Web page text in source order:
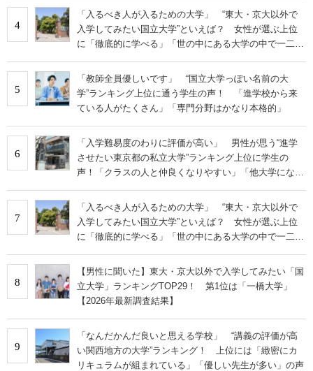
4
「入るべき人が入るための大学」 “東大・京大以外で
入学してみたい国立大学”といえば？ 女性が選ぶ上位
に「徹底的に学べる」「世の中にある大学の中で一二を
5
「教師全員優しいです」 “国立大学っぽい名前の大
学”ランキング上位に通う学生の声！ 「進学校から来
ている人がたくさん」「専門分野はかなり本格的」
6
「入学難易度のわりに評価が高い」 男性が思う“進学
させたい東京都の私立大学”ランキング上位に学生の
声！「クラスの人と仲良くなりやすい」「他大学にない
7
「入るべき人が入るための大学」 “東大・京大以外で
入学してみたい国立大学”といえば？ 女性が選ぶ上位
に「徹底的に学べる」「世の中にある大学の中で一二を
8
【男性に聞いた】東大・京大以外で入学してみたい「国
立大学」ランキングTOP29！ 第1位は「一橋大学」
【2026年最新調査結果】
9
「なんだかんだ良いと思える学校」 “講義の評価が高
い関西地方の大学”ランキング！ 上位には「緻密にカ
リキュラムが組まれている」「優しい先生が多い」の声